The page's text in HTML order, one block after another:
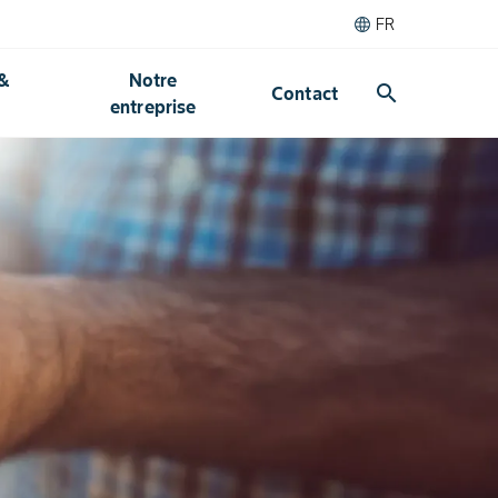
FR
Notre
entreprise
Contact search